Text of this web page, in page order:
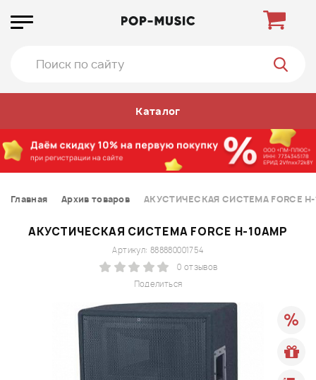
Каталог
Главная Архив товаров АКУСТИЧЕСКАЯ СИСТЕМА FORCE H-
АКУСТИЧЕСКАЯ СИСТЕМА FORCE H-10AMP
Поделиться
Артикул: 888880001754
0 отзывов